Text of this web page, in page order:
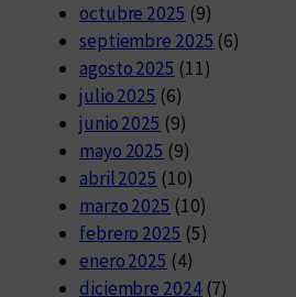
octubre 2025 (9)
septiembre 2025 (6)
agosto 2025 (11)
julio 2025 (6)
junio 2025 (9)
mayo 2025 (9)
abril 2025 (10)
marzo 2025 (10)
febrero 2025 (5)
enero 2025 (4)
diciembre 2024(7)